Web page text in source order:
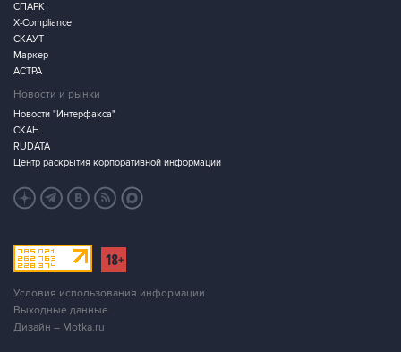
СПАРК
X-Compliance
СКАУТ
Маркер
АСТРА
Новости и рынки
Новости "Интерфакса"
СКАН
RUDATA
Центр раскрытия корпоративной информации
Условия использования информации
Выходные данные
Дизайн – Motka.ru